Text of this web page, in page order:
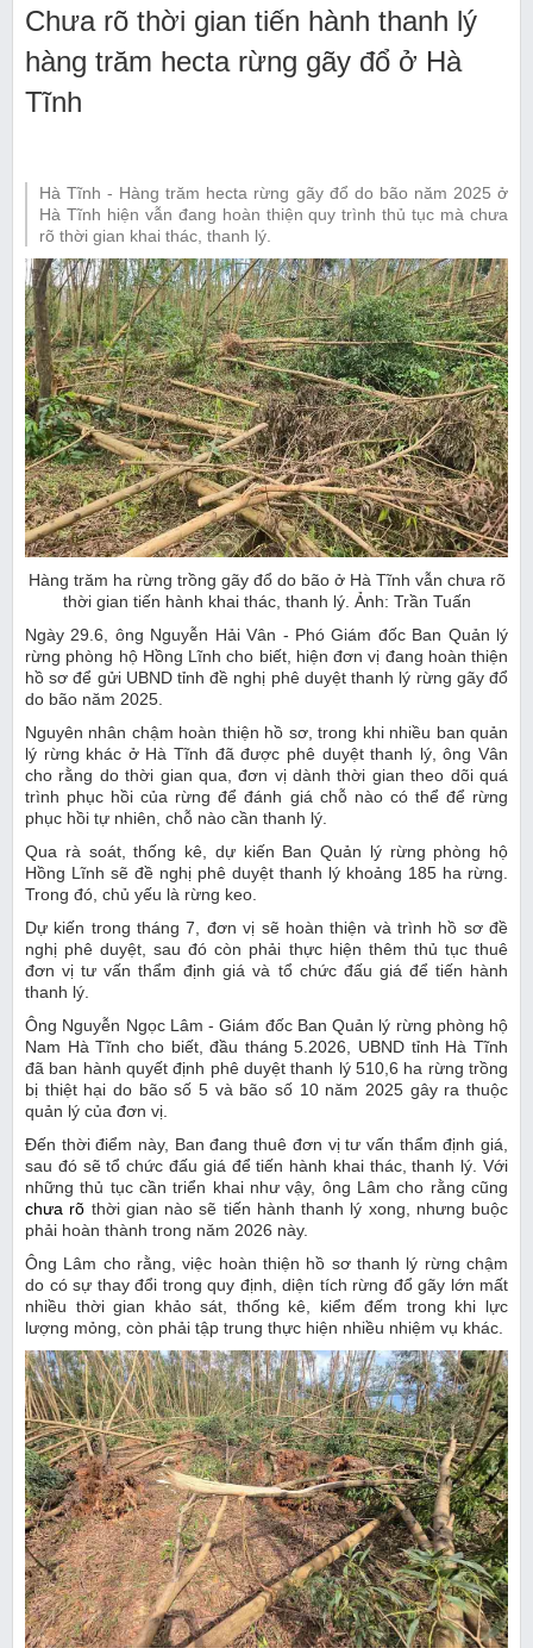
Chưa rõ thời gian tiến hành thanh lý
hàng trăm hecta rừng gãy đổ ở Hà
Tĩnh
Hà Tĩnh - Hàng trăm hecta rừng gãy đổ do bão năm 2025 ở
Hà Tĩnh hiện vẫn đang hoàn thiện quy trình thủ tục mà chưa
rõ thời gian khai thác, thanh lý.
Hàng trăm ha rừng trồng gãy đổ do bão ở Hà Tĩnh vẫn chưa rõ
thời gian tiến hành khai thác, thanh lý. Ảnh: Trần Tuấn
Ngày 29.6, ông Nguyễn Hải Vân - Phó Giám đốc Ban Quản lý
rừng phòng hộ Hồng Lĩnh cho biết, hiện đơn vị đang hoàn thiện
hồ sơ để gửi UBND tỉnh đề nghị phê duyệt thanh lý rừng gãy đổ
do bão năm 2025.
Nguyên nhân chậm hoàn thiện hồ sơ, trong khi nhiều ban quản
lý rừng khác ở Hà Tĩnh đã được phê duyệt thanh lý, ông Vân
cho rằng do thời gian qua, đơn vị dành thời gian theo dõi quá
trình phục hồi của rừng để đánh giá chỗ nào có thể để rừng
phục hồi tự nhiên, chỗ nào cần thanh lý.
Qua rà soát, thống kê, dự kiến Ban Quản lý rừng phòng hộ
Hồng Lĩnh sẽ đề nghị phê duyệt thanh lý khoảng 185 ha rừng.
Trong đó, chủ yếu là rừng keo.
Dự kiến trong tháng 7, đơn vị sẽ hoàn thiện và trình hồ sơ đề
nghị phê duyệt, sau đó còn phải thực hiện thêm thủ tục thuê
đơn vị tư vấn thẩm định giá và tổ chức đấu giá để tiến hành
thanh lý.
Ông Nguyễn Ngọc Lâm - Giám đốc Ban Quản lý rừng phòng hộ
Nam Hà Tĩnh cho biết, đầu tháng 5.2026, UBND tỉnh Hà Tĩnh
đã ban hành quyết định phê duyệt thanh lý 510,6 ha rừng trồng
bị thiệt hại do bão số 5 và bão số 10 năm 2025 gây ra thuộc
quản lý của đơn vị.
Đến thời điểm này, Ban đang thuê đơn vị tư vấn thẩm định giá,
sau đó sẽ tổ chức đấu giá để tiến hành khai thác, thanh lý. Với
những thủ tục cần triển khai như vậy, ông Lâm cho rằng cũng
chưa rõ thời gian nào sẽ tiến hành thanh lý xong, nhưng buộc
phải hoàn thành trong năm 2026 này.
Ông Lâm cho rằng, việc hoàn thiện hồ sơ thanh lý rừng chậm
do có sự thay đổi trong quy định, diện tích rừng đổ gãy lớn mất
nhiều thời gian khảo sát, thống kê, kiểm đếm trong khi lực
lượng mỏng, còn phải tập trung thực hiện nhiều nhiệm vụ khác.